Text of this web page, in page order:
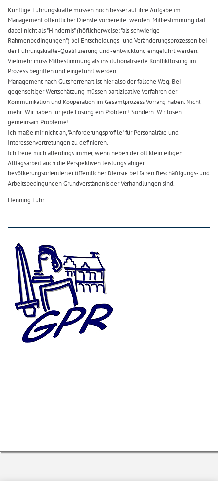
Künftige Führungskräfte müssen noch besser auf ihre Aufgabe im
Management öffentlicher Dienste vorbereitet werden. Mitbestimmung darf
dabei nicht als "Hindernis" (höflicherweise: "als schwierige
Rahmenbedingungen") bei Entscheidungs- und Veränderungsprozessen bei
der Führungskräfte-Qualifizierung und -entwicklung eingeführt werden.
Vielmehr muss Mitbestimmung als institutionalisierte Konfliktlösung im
Prozess begriffen und eingeführt werden.
Management nach Gutsherrenart ist hier also der falsche Weg. Bei
gegenseitiger Wertschätzung müssen partizipative Verfahren der
Kommunikation und Kooperation im Gesamtprozess Vorrang haben. Nicht
mehr: Wir haben für jede Lösung ein Problem! Sondern: Wir lösen
gemeinsam Probleme!
Ich maße mir nicht an, "Anforderungsprofile" für Personalräte und
Interessenvertretungen zu definieren.
Ich freue mich allerdings immer, wenn neben der oft kleinteiligen
Alltagsarbeit auch die Perspektiven leistungsfähiger,
bevölkerungsorientierter öffentlicher Dienste bei fairen Beschäftigungs- und
Arbeitsbedingungen Grundverständnis der Verhandlungen sind.
Henning Lühr